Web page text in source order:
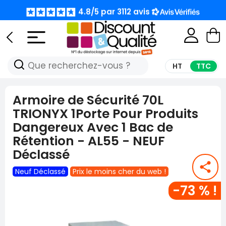
4.8/5 par 3112 avis
🚨 STOOOOOOOOOOOOOOOOP !!! LES PRIX LES
MOINS CHERS DU WEB C'EST ICI🚨
4.8/5 par 3112 avis
-73 % !
share
Armoire de Sécurité 70L
TRIONYX 1Porte Pour Produits
Dangereux Avec 1 Bac de
Rétention - AL55 - NEUF
Déclassé
Neuf Déclassé Prix le moins cher du web !
4.8/5 par 3112 avis
🚨 STOOOOOOOOOOOOOOOOP !!! LES PRIX LES
MOINS CHERS DU WEB C'EST ICI🚨
4.8/5 par 3112 avis HT TTC